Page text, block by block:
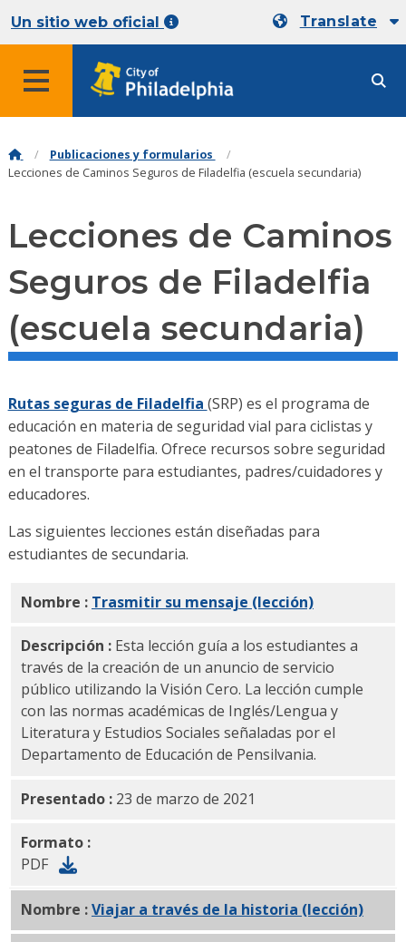
Un sitio web oficial Translate
Publicaciones y formularios
Lecciones de Caminos Seguros de Filadelfia (escuela secundaria)
Lecciones de Caminos
Seguros de Filadelfia
(escuela secundaria)
Rutas seguras de Filadelfia (SRP) es el programa de
educación en materia de seguridad vial para ciclistas y
peatones de Filadelfia. Ofrece recursos sobre seguridad
en el transporte para estudiantes, padres/cuidadores y
educadores.
Las siguientes lecciones están diseñadas para
estudiantes de secundaria.
Nombre : Trasmitir su mensaje (lección)PDF
Descripción : Esta lección guía a los estudiantes a
través de la creación de un anuncio de servicio
público utilizando la Visión Cero. La lección cumple
con las normas académicas de Inglés/Lengua y
Literatura y Estudios Sociales señaladas por el
Departamento de Educación de Pensilvania.
Presentado : 23 de marzo de 2021
Formato :
PDF
Nombre :Viajar a través de la historia (lección)PDF